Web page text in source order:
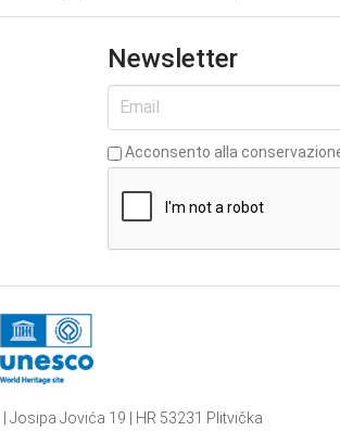
Newsletter
Acconsento alla
| Josipa Jovića 19 | HR 53231 Plitvička